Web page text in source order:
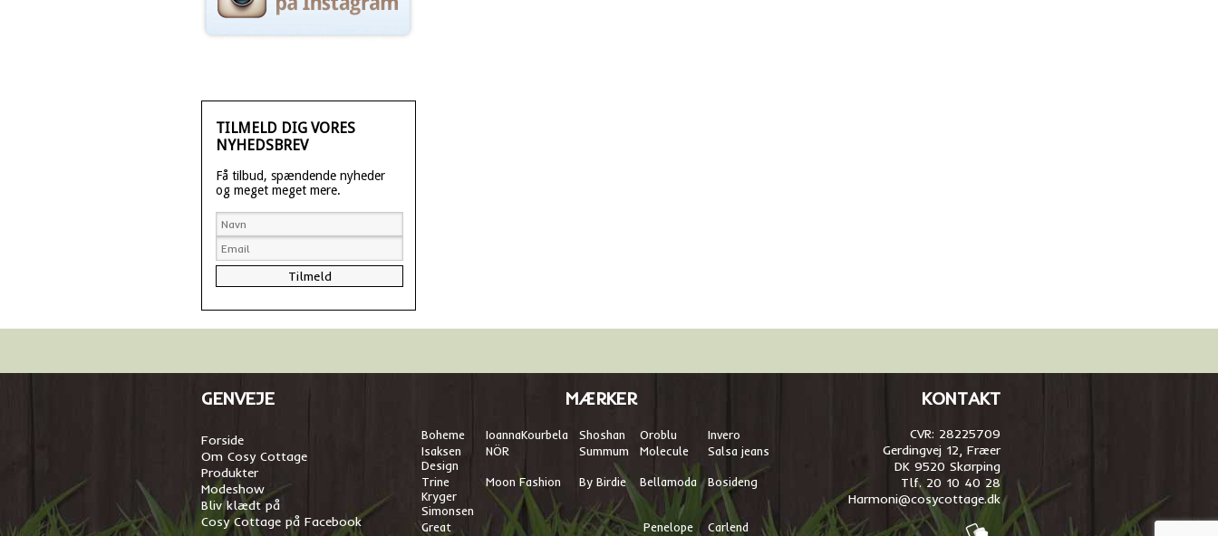
TILMELD DIG VORES
NYHEDSBREV
Få tilbud, spændende nyheder
og meget meget mere.
GENVEJE
Forside
Om Cosy Cottage
Produkter
Modeshow
Bliv klædt på
Cosy Cottage på Facebook
MÆRKER
Boheme IoannaKourbela Shoshan Oroblu
Invero
Isaksen
Design
NÖR Summum Molecule Salsa jeans
Trine
Kryger
Simonsen
Moon Fashion By Birdie Bellamoda Bosideng
Great
Penelope
Carlend
KONTAKT
CVR: 28225709
Gerdingvej 12, Fræer
DK 9520 Skørping
Tlf. 20 10 40 28
Harmoni@cosycottage.dk